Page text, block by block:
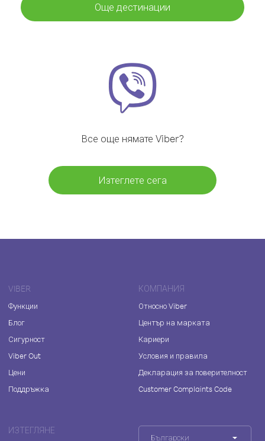
Още дестинации
Все още нямате Viber?
Изтеглете сега
VIBER
Функции
Блог
Сигурност
Viber Out
Цени
Поддръжка
КОМПАНИЯ
Относно Viber
Център на марката
Кариери
Условия и правила
Декларация за поверителност
Customer Complaints Code
ИЗТЕГЛЯНЕ
Български